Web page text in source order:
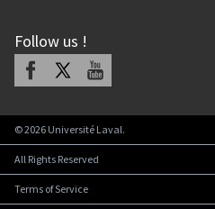
Follow us !
Facebook Youtube
©2026 Université Laval.
All Rights Reserved
Terms of Service